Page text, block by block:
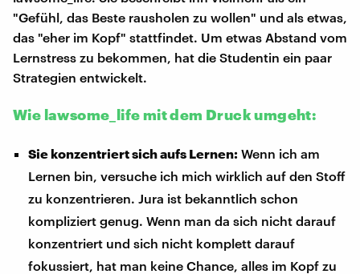
"Gefühl, das Beste rausholen zu wollen" und als etwas,
das "eher im Kopf" stattfindet. Um etwas Abstand vom
Lernstress zu bekommen, hat die Studentin ein paar
Strategien entwickelt.
Wie lawsome_life mit dem Druck umgeht:
Sie konzentriert sich aufs Lernen: Wenn ich am
Lernen bin, versuche ich mich wirklich auf den Stoff
zu konzentrieren. Jura ist bekanntlich schon
kompliziert genug. Wenn man da sich nicht darauf
konzentriert und sich nicht komplett darauf
fokussiert, hat man keine Chance, alles im Kopf zu